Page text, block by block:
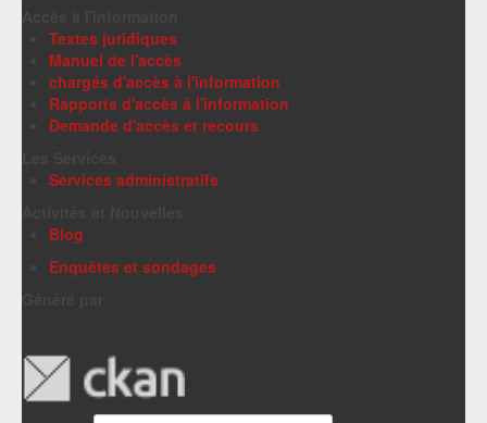
Textes juridiques
Manuel de l'accès
chargés d'accès à l'information
Rapports d'accès à l'information
Demande d'accès et recours
Services administratifs
Blog
Enquêtes et sondages